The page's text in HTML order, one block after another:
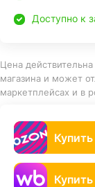
Доступно к
Цена
магазина и может
маркетплейсах и в